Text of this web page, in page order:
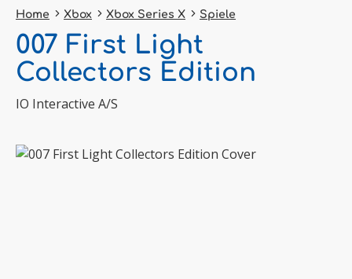
Home Xbox Xbox Series X Spiele
007 First Light
Collectors Edition
IO Interactive A/S
Bildergalerie überspringen